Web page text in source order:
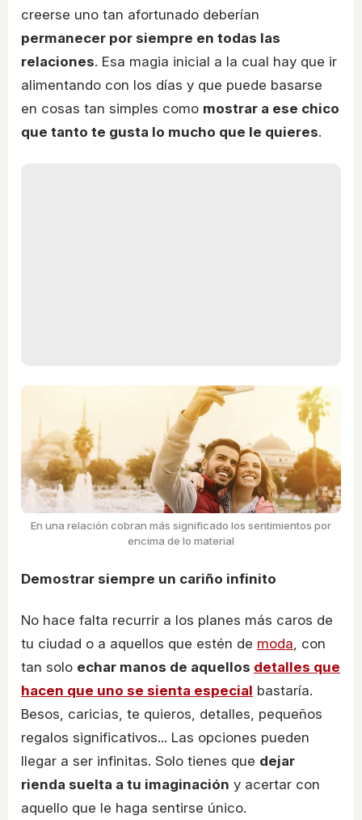
creerse uno tan afortunado deberían
permanecer por siempre en todas las
relaciones. Esa magia inicial a la cual hay que ir
alimentando con los días y que puede basarse
en cosas tan simples como mostrar a ese chico
que tanto te gusta lo mucho que le quieres.
En una relación cobran más significado los sentimientos por
encima de lo material
Demostrar siempre un cariño infinito
No hace falta recurrir a los planes más caros de
tu ciudad o a aquellos que estén de moda, con
tan solo echar manos de aquellos detalles que
hacen que uno se sienta especial bastaría.
Besos, caricias, te quieros, detalles, pequeños
regalos significativos... Las opciones pueden
llegar a ser infinitas. Solo tienes que dejar
rienda suelta a tu imaginación y acertar con
aquello que le haga sentirse único.